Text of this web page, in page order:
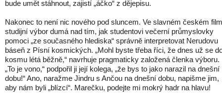
bude umět stáhnout, zajistí „áčko“ z dějepisu.
Nakonec to není nic nového pod sluncem. Ve slavném českém
studijní výbor dumá nad tím, jak studentovi večerní průmyslovky
pomoci „ze současného hlediska“ správně interpretovat Nerudovu
báseň z Písní kosmických. „Mohl byste třeba říci, že dnes už se
kosmu létá běžně,“ navrhuje pragmaticky založená členka výboru.
„To je vono,“ podpořil ji její kolega, „že bys to jako narazil na dnešní
dobu!“ Ano, naražme Jindru s Ančou na dnešní dobu, napišme jim,
aby nám byli „blízcí“. Marečku, podejte mi mokrý hadr na hlavu!